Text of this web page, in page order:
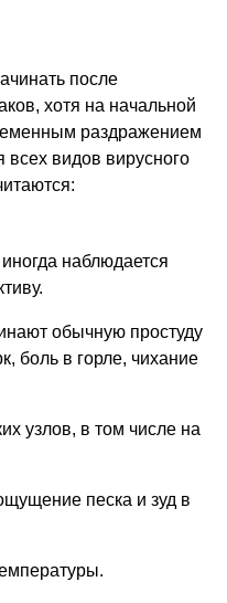
после
хотя на начальной
раздражением
видов вирусного
наблюдается
обычную простуду
боль в горле, чихание
узлов, в том числе на
песка и зуд в